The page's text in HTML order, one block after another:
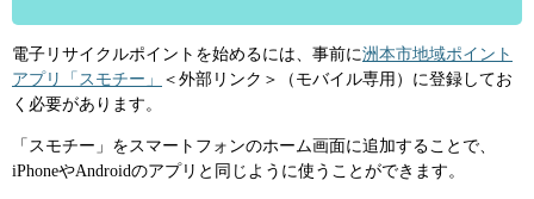
電子リサイクルポイントを始めるには、事前に洲本市地域ポイント
アプリ「スモチー」
＜外部リンク＞
（モバイル専用）に登録してお
く必要があります。
「スモチー」をスマートフォンのホーム画面に追加することで、
iPhoneやAndroidのアプリと同じように使うことができます。